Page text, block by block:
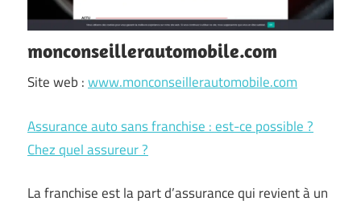
monconseillerautomobile.com
Site web :www.monconseillerautomobile.com
Assurance auto sans franchise : est-ce possible ?
Chez quel assureur ?
La franchise est la part d’assurance qui revient à un